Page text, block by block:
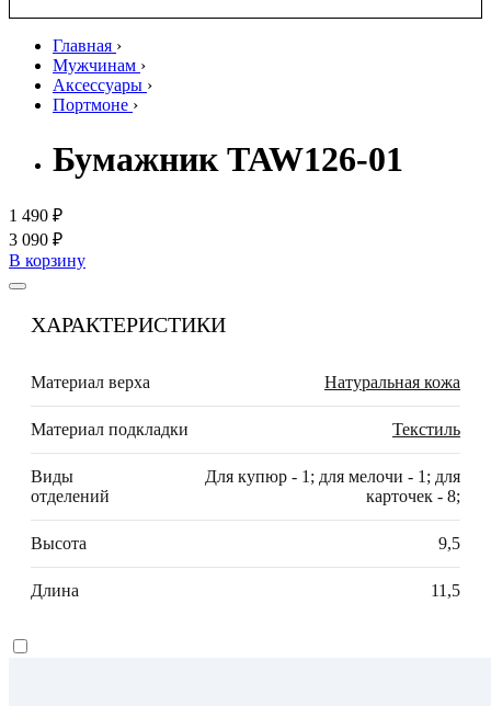
Главная ›
Мужчинам ›
Аксессуары ›
Портмоне ›
Бумажник TAW126-01
1 490 ₽
3 090 ₽
В корзину
ХАРАКТЕРИСТИКИ
Материал верха Натуральная кожа
Материал подкладки Текстиль
Виды
отделений
Для купюр - 1; для мелочи - 1; для
карточек - 8;
Высота 9,5
Длина 11,5